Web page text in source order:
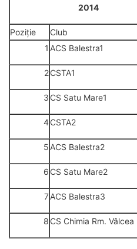
2014
Poziție
Club
1 ACS Balestra1
2CSTA1
3 CS Satu Mare1
4CSTA2
5 ACS Balestra2
6 CS Satu Mare2
7ACS Balestra3
8 CS Chimia Rm. Vâlcea